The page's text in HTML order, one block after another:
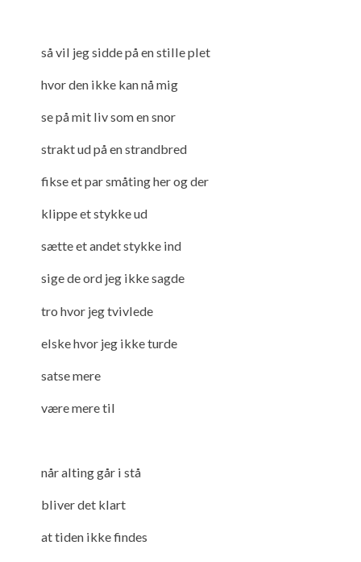
så vil jeg sidde på en stille plet
hvor den ikke kan nå mig
se på mit liv som en snor
strakt ud på en strandbred
fikse et par småting her og der
klippe et stykke ud
sætte et andet stykke ind
sige de ord jeg ikke sagde
tro hvor jeg tvivlede
elske hvor jeg ikke turde
satse mere
være mere til
når alting går i stå
bliver det klart
at tiden ikke findes